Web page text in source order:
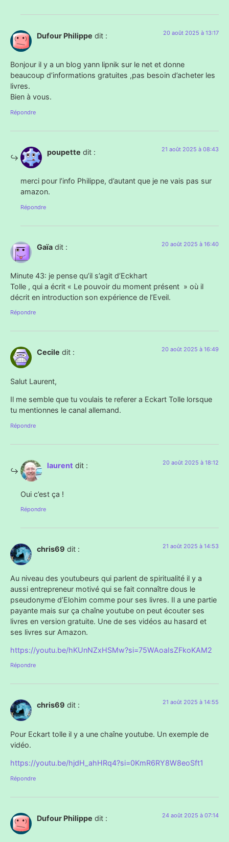
Dufour Philippe dit : 20 août 2025 à 13:17
Bonjour il y a un blog yann lipnik sur le net et donne
beaucoup d’informations gratuites ,pas besoin d’acheter les
livres.
Bien à vous.
Répondre
poupette dit : 21 août 2025 à 08:43
merci pour l’info Philippe, d’autant que je ne vais pas sur
amazon.
Répondre
Gaïa dit : 20 août 2025 à 16:40
Minute 43: je pense qu’il s’agit d’Eckhart
Tolle , qui a écrit « Le pouvoir du moment présent » où il
décrit en introduction son expérience de l’Eveil.
Répondre
Cecile dit : 20 août 2025 à 16:49
Salut Laurent,
Il me semble que tu voulais te referer a Eckart Tolle lorsque
tu mentionnes le canal allemand.
Répondre
laurent dit : 20 août 2025 à 18:12
Oui c’est ça !
Répondre
chris69 dit : 21 août 2025 à 14:53
Au niveau des youtubeurs qui parlent de spiritualité il y a
aussi entrepreneur motivé qui se fait connaître dous le
pseudonyme d’Elohim comme pour ses livres. Il a une partie
payante mais sur ça chaîne youtube on peut écouter ses
livres en version gratuite. Une de ses vidéos au hasard et
ses livres sur Amazon.
https://youtu.be/hKUnNZxHSMw?si=75WAoaIsZFkoKAM2
Répondre
chris69 dit : 21 août 2025 à 14:55
Pour Eckart tolle il y a une chaîne youtube. Un exemple de
vidéo.
https://youtu.be/hjdH_ahHRq4?si=0KmR6RY8W8eoSft1
Répondre
Dufour Philippe dit : 24 août 2025 à 07:14